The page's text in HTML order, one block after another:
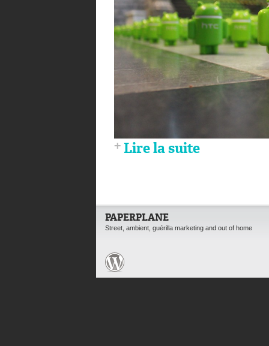
Lire la suite
PAPERPLANE
Street, ambient, guérilla marketing and out of home